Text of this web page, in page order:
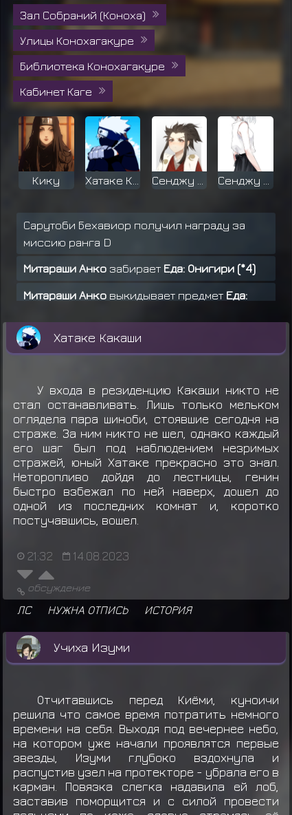
Зал Собраний (Коноха)
Улицы Конохагакуре
Библиотека Конохагакуре
Кабинет Каге
Кику
Сарутоби Бехавиор получил награду за
миссию ранга D
Митараши Анко забирает Еда: Онигири (*4)
Митараши Анко выкидывает предмет Еда:
Ямато получил награду за миссию ранга C
Макимоно
Узумаки Сатору получил награду за
миссию ранга D
Хатаке Какаши получил награду за миссию
ранга A
Учиха Итачи получил награду за миссию
ранга A
Сенджу Тобирама получил награду за
миссию ранга C
Сенджу Тобирама получил награду за
Хьюга Ханаби получил награду за миссию
Намиказе Минато
забирает
Одежда:
Протектор Конохагакуре
Намиказе МинатозабираетОдежда: Жёлто-
красное кимоно
Намиказе Минато
забираетЕда: Данго (*3)
Хатаке Какаши
У входа в резиденцию Какаши никто не
стал останавливать. Лишь только мельком
оглядела пара шиноби, стоявшие сегодня на
страже. За ним никто не шел, однако каждый
его шаг был под наблюдением незримых
стражей, юный Хатаке прекрасно это знал.
Неторопливо дойдя до лестницы, генин
быстро взбежал по ней наверх, дошел до
одной из последних комнат и, коротко
постучавшись, вошел.
21:32 14.08.2023
обсуждение
ЛС НУЖНА ОТПИСЬ ИСТОРИЯ
Учиха Изуми
Отчитавшись перед Киёми, куноичи
решила что самое время потратить немного
времени на себя. Выходя под вечернее небо,
на котором уже начали проявлятся первые
звезды, Изуми глубоко вздохнула и
распустив узел на протекторе - убрала его в
карман. Повязка слегка надавила ей лоб,
заставив поморщится и с силой провести